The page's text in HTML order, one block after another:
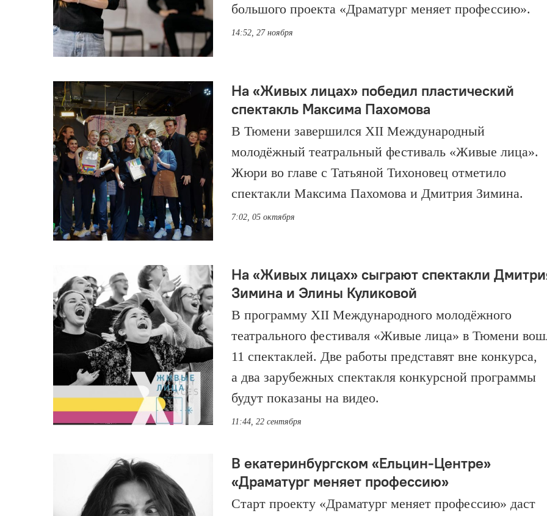
большого проекта «Драматург меняет профессию».
14:52, 27 ноября
На «Живых лицах» победил пластический
спектакль Максима Пахомова
В Тюмени завершился XII Международный
молодёжный театральный фестиваль «Живые лица».
Жюри во главе с Татьяной Тихоновец отметило
спектакли Максима Пахомова и Дмитрия Зимина.
7:02, 05 октября
На «Живых лицах» сыграют спектакли
Зимина и Элины Куликовой
В программу XII Международного молодёжного
театрального фестиваля «Живые лица» в Тюмени
11 спектаклей. Две работы представят вне конкурса,
а два зарубежных спектакля конкурсной программы
будут показаны на видео.
11:44, 22 сентября
В екатеринбургском «Ельцин-Центре»
«Драматург меняет профессию»
Старт проекту «Драматург меняет профессию» даст